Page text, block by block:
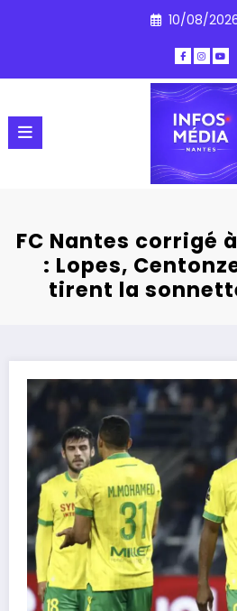
10/08/
FC Nantes corrigé
: Lopes,
tirent la